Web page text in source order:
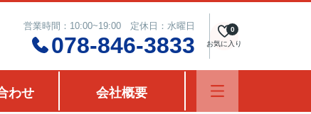
営業時間：10:00~19:00 定休日：水曜日
078-846-3833 お気に入り
0
わせ 会社概要